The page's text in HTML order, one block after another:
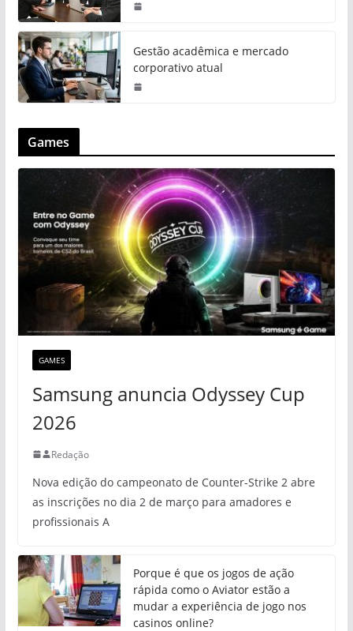
Gestão acadêmica e mercado
corporativo atual
Games
GAMES
Samsung anuncia Odyssey Cup
2026
Redação
Nova edição do campeonato de Counter-Strike 2 abre
as inscrições no dia 2 de março para amadores e
profissionais A
Porque é que os jogos de ação
rápida como o Aviator estão a
mudar a experiência de jogo nos
casinos online?